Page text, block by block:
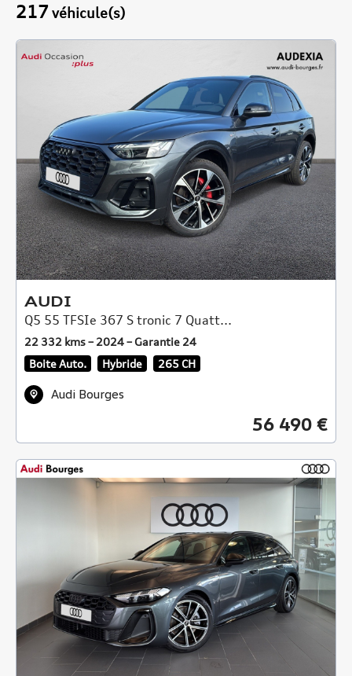
217véhicule(s)
AUDI
Q5 55 TFSIe 367 S tronic 7 Quatt...
22 332 kms – 2024 – Garantie 24
Boite Auto.
Hybride 265 CH
Audi Bourges
56 490 €